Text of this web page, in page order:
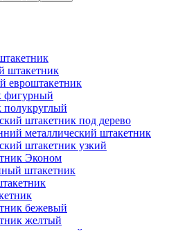
штакетник
евроштакетник
фигурный
штакетник под дерево
металлический штакетник
штакетник узкий
Эконом
штакетник
бежевый
желтый